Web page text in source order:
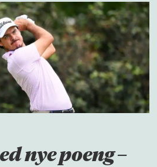
nye poeng –